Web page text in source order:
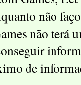
não
não terá
de